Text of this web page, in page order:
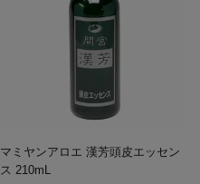
マミヤンアロエ 漢芳頭皮エッセン
ス 210mL